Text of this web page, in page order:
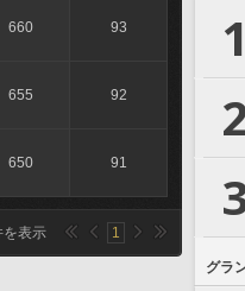
660 93
655 92
650 91
を表示 1
1
グラ